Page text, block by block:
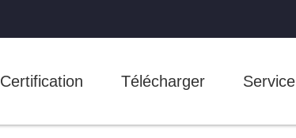
Certification Télécharger Service